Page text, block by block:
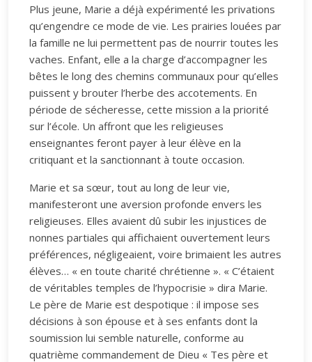
Plus jeune, Marie a déjà expérimenté les privations
qu’engendre ce mode de vie. Les prairies louées par
la famille ne lui permettent pas de nourrir toutes les
vaches. Enfant, elle a la charge d’accompagner les
bêtes le long des chemins communaux pour qu’elles
puissent y brouter l’herbe des accotements. En
période de sécheresse, cette mission a la priorité
sur l’école. Un affront que les religieuses
enseignantes feront payer à leur élève en la
critiquant et la sanctionnant à toute occasion.
Marie et sa sœur, tout au long de leur vie,
manifesteront une aversion profonde envers les
religieuses. Elles avaient dû subir les injustices de
nonnes partiales qui affichaient ouvertement leurs
préférences, négligeaient, voire brimaient les autres
élèves… « en toute charité chrétienne ». « C’étaient
de véritables temples de l’hypocrisie » dira Marie.
Le père de Marie est despotique : il impose ses
décisions à son épouse et à ses enfants dont la
soumission lui semble naturelle, conforme au
quatrième commandement de Dieu « Tes père et